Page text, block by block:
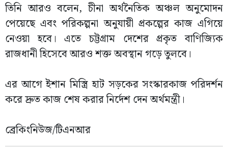
তিনি আরও বলেন, চীনা অর্থনৈতিক অঞ্চল অনুমোদন
পেয়েছে এবং পরিকল্পনা অনুযায়ী প্রকল্পের কাজ এগিয়ে
নেওয়া হবে। এতে চট্টগ্রাম দেশের প্রকৃত বাণিজ্যিক
রাজধানী হিসেবে আরও শক্ত অবস্থান গড়ে তুলবে।
এর আগে ইশান মিস্ত্রি হাট সড়কের সংস্কারকাজ পরিদর্শন
করে দ্রুত কাজ শেষ করার নির্দেশ দেন অর্থমন্ত্রী।
ব্রেকিংনিউজ/টিএনআর